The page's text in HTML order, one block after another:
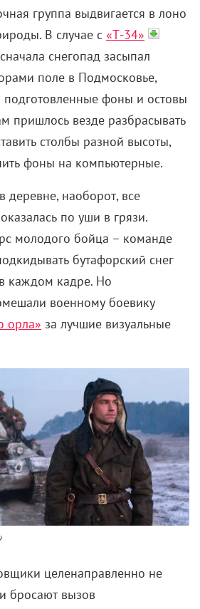
как он обожает супругу
попугайчиках.
шкуре» (2020)
вариант от Брэндона
будущем с помощью
наемник может оказаться в
и совершить убийство, не
Однако для того, чтобы
умертвить нужно и
паразита выступает Андреа
предстоит добраться до
магната. Роль расходного
себя его будущий, но уже
(Кристофер Эббот,
глубин привычной
создается за счет того, что
в две семьи. В первом случае